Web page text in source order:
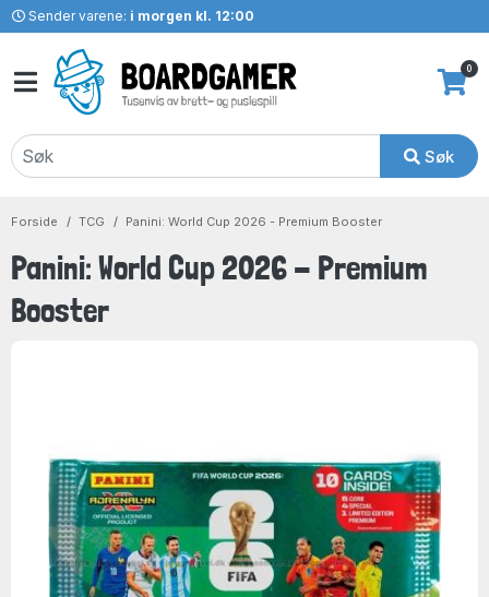
Sender varene: i morgen kl. 12:00
Søk
0
Forside TCG Panini: World Cup 2026 - Premium Booster
Panini: World Cup 2026 - Premium
Booster